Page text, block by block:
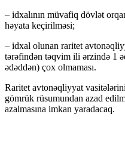
– idxalının müvafiq dövlət
həyata keçirilməsi;
– idxal olunan raritet
tərəfindən təqvim ili ərzində 1
ədəddən) çox olmaması.
Raritet avtonəqliyyat
gömrük rüsumundan azad
azalmasına imkan yaradacaq.